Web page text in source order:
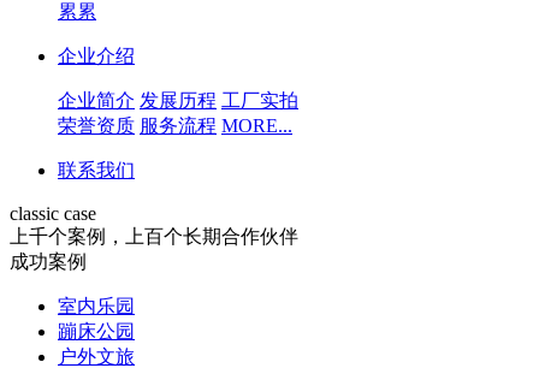
累累
企业介绍
企业简介 发展历程 工厂实拍
荣誉资质 服务流程 MORE...
联系我们
classic case
上千个案例，上百个长期合作伙伴
成功案例
室内乐园
蹦床公园
户外文旅